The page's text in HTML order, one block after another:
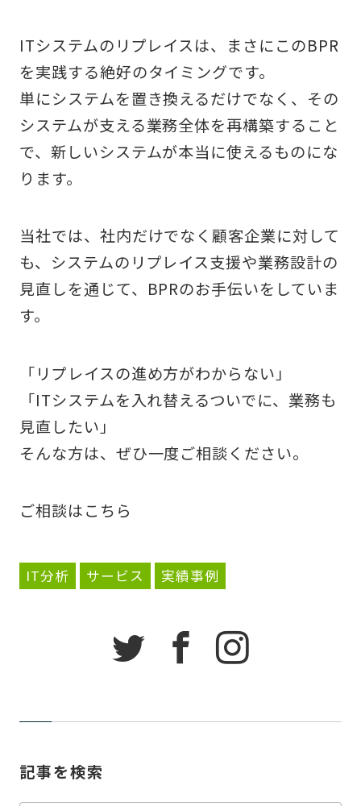
IT分析 サービス 実績事例
ITシステムのリプレイスは、まさにこのBPR
を実践する絶好のタイミングです。
単にシステムを置き換えるだけでなく、その
システムが支える業務全体を再構築すること
で、新しいシステムが本当に使えるものにな
ります。
当社では、社内だけでなく顧客企業に対して
も、システムのリプレイス支援や業務設計の
見直しを通じて、BPRのお手伝いをしていま
す。
「リプレイスの進め方がわからない」
「ITシステムを入れ替えるついでに、業務も
見直したい」
そんな方は、ぜひ一度ご相談ください。
ご相談はこちら
記事を検索